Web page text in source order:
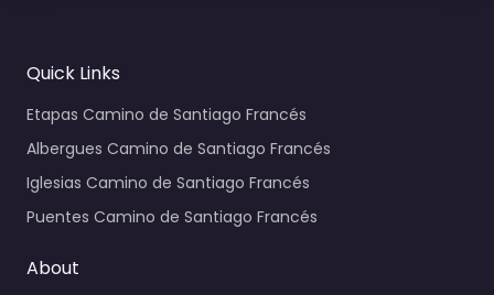
Quick Links
Etapas Camino de Santiago Francés
Albergues Camino de Santiago Francés
Iglesias Camino de Santiago Francés
Puentes Camino de Santiago Francés
About